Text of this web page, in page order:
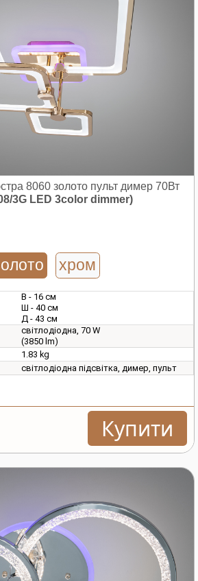
8060 золото пульт димер 70Вт
3G LED 3color dimmer)
хром
В - 16 см
Ш - 40 см
Д - 43 см
світлодіодна, 70 W
(3850 lm)
1.83 kg
світлодіодна підсвітка, димер, пульт
Купити